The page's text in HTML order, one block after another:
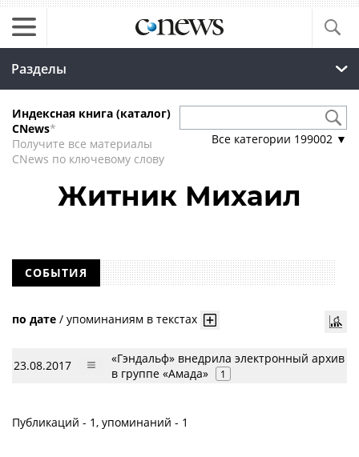
Разделы
Индексная книга (каталог)
CNews*
Получите все материалы
CNews по ключевому слову
Все категории 199002 ▼
Житник Михаил
СОБЫТИЯ
по дате / упоминаниям в текстах
23.08.2017
«Гэндальф» внедрила электронный архив
в группе «Амада»
1
Публикаций - 1, упоминаний - 1